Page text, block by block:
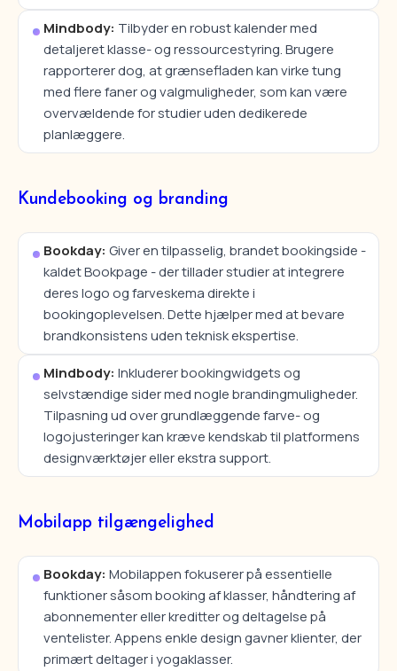
Mindbody: Tilbyder en robust kalender med
detaljeret klasse- og ressourcestyring. Brugere
rapporterer dog, at grænsefladen kan virke tung
med flere faner og valgmuligheder, som kan være
overvældende for studier uden dedikerede
planlæggere.
Kundebooking og branding
Bookday: Giver en tilpasselig, brandet bookingside -
kaldet Bookpage - der tillader studier at integrere
deres logo og farveskema direkte i
bookingoplevelsen. Dette hjælper med at bevare
brandkonsistens uden teknisk ekspertise.
Mindbody: Inkluderer bookingwidgets og
selvstændige sider med nogle brandingmuligheder.
Tilpasning ud over grundlæggende farve- og
logojusteringer kan kræve kendskab til platformens
designværktøjer eller ekstra support.
Mobilapp tilgængelighed
Bookday: Mobilappen fokuserer på essentielle
funktioner såsom booking af klasser, håndtering af
abonnementer eller kreditter og deltagelse på
ventelister. Appens enkle design gavner klienter, der
primært deltager i yogaklasser.